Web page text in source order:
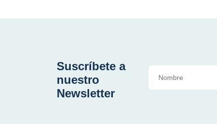
Suscríbete a
nuestro
Newsletter